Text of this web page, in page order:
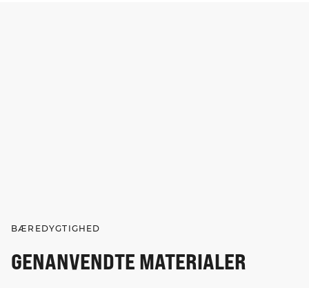
BÆREDYGTIGHED
GENANVENDTE MATERIALER